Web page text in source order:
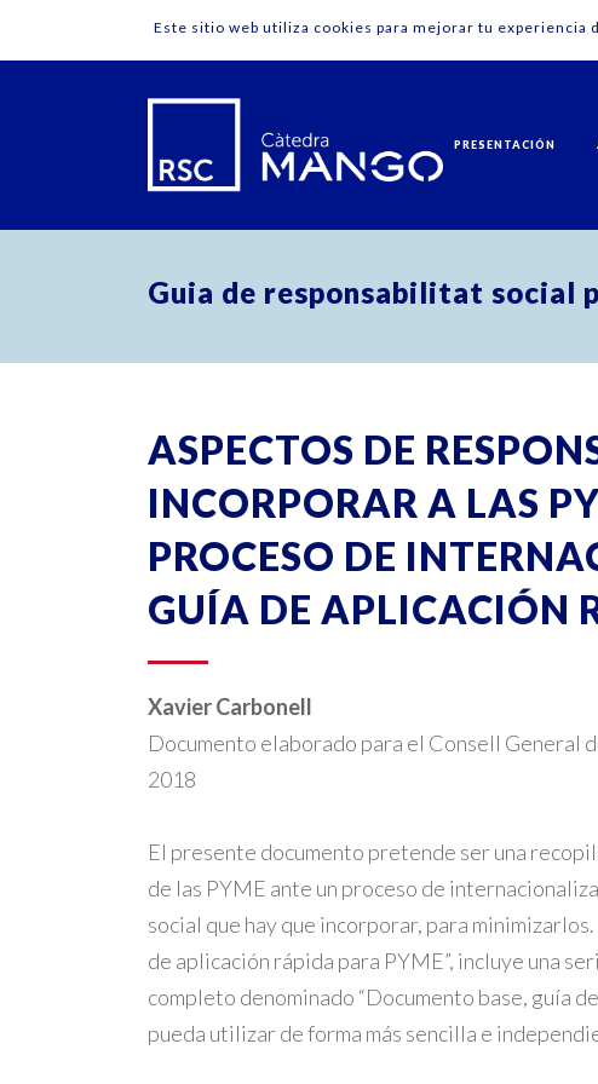
PRESENTACIÓN
Guia de responsabilitat social
ASPECTOS DE
INCORPORAR A LAS
PROCESO DE
GUÍA DE APLICACIÓN
Xavier Carbonell
Documento elaborado para el Consell General
2018
El presente documento pretende ser una
de las PYME ante un proceso de
social que hay que incorporar, para
de aplicación rápida para PYME”, incluye una
completo denominado “Documento base, guía
pueda utilizar de forma más sencilla e
Este sitio web utiliza cookies para mejorar tu experiencia